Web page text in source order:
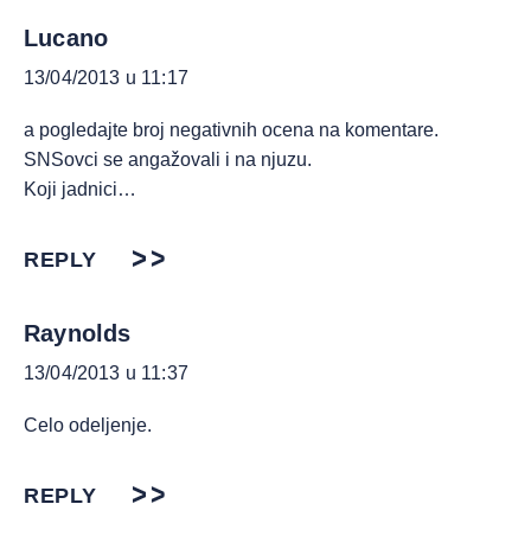
Lucano
13/04/2013 u 11:17
a pogledajte broj negativnih ocena na komentare.
SNSovci se angažovali i na njuzu.
Koji jadnici…
REPLY
Raynolds
13/04/2013 u 11:37
Celo odeljenje.
REPLY